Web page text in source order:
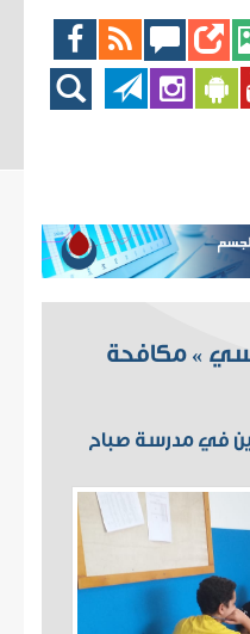
» مكافحة
في مدرسة صباح